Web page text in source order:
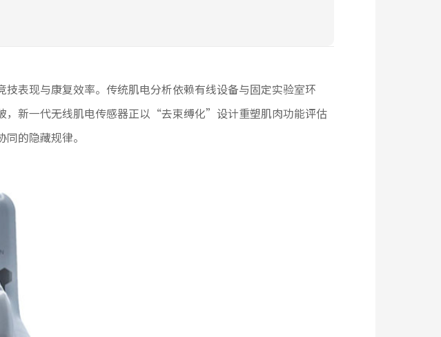
表现与康复效率。传统肌电分析依赖有线设备与固定实验室环
，新一代无线肌电传感器正以“去束缚化”设计重塑肌肉功能评估
的隐藏规律。